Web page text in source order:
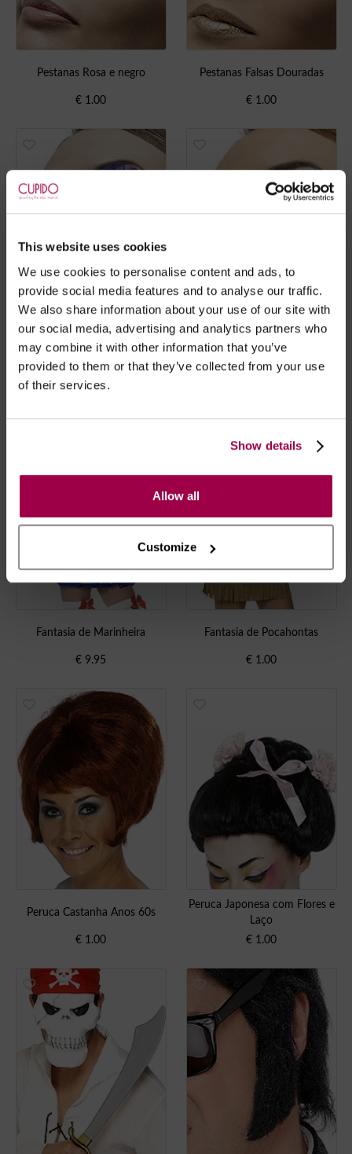
This website uses cookies
We use cookies to personalise content and ads, to
provide social media features and to analyse our traffic.
We also share information about your use of our site with
our social media, advertising and analytics partners who
may combine it with other information that you’ve
provided to them or that they’ve collected from your use
of their services.
Show details
Allow all
Customize
Pestanas Rosa e negro
€ 1.00
Pestanas Falsas Douradas
€ 1.00
Pestanas de Plumas Roxas
1.00
Pestanas Branco/Negro
Fantasia de Marinheira
€ 9.95
Fantasia de Pocahontas
€ 1.00
Peruca Castanha Anos 60s
€ 1.00
Peruca Japonesa com Flores e
Laço
€ 1.00